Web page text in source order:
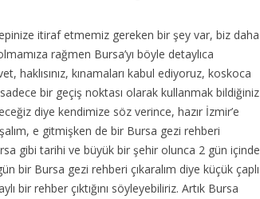
itiraf etmemiz gereken bir şey var, biz daha
rağmen Bursa’yı böyle detaylıca
haklısınız, kınamaları kabul ediyoruz, koskoca
sadece bir geçiş noktası olarak kullanmak bildiğiniz
diye kendimize söz verince, hazır İzmir’e
e gitmişken de bir Bursa gezi rehberi
gibi tarihi ve büyük bir şehir olunca 2 gün içinde
bir Bursa gezi rehberi çıkaralım diye küçük çaplı
bir rehber çıktığını söyleyebiliriz. Artık Bursa